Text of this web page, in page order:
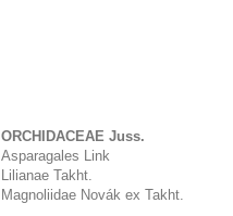
ORCHIDACEAE Juss.
Asparagales Link
Lilianae Takht.
Magnoliidae Novák ex Takht.